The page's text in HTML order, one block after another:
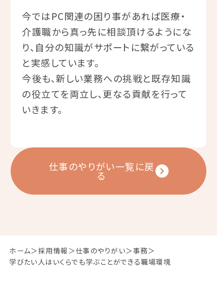
ホーム 採用情報 仕事のやりがい
事務
学びたい人はいくらでも学ぶことができる職場環境
今ではPC関連の困り事があれば医療・
介護職から真っ先に相談頂けるようにな
り、自分の知識がサポートに繋がっている
と実感しています。
今後も、新しい業務への挑戦と既存知識
の役立てを両立し、更なる貢献を行って
いきます。
仕事のやりがい一覧に戻
る